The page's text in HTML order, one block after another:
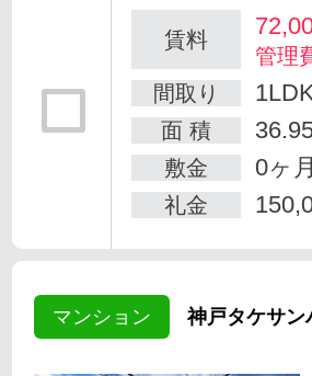
賃料
管理
間取り
面 積
敷金 0ヶ月
礼金
マンション 神戸タケサン